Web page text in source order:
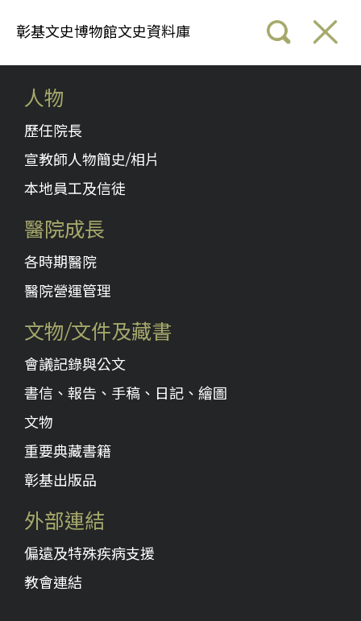
彰基文史博物館文史資料庫
人物
歷任院長
宣教師人物簡史/相片
本地員工及信徒
醫院成長
各時期醫院
醫院營運管理
文物/文件及藏書
會議記錄與公文
書信、報告、手稿、日記、繪圖
文物
重要典藏書籍
彰基出版品
外部連結
偏遠及特殊疾病支援
教會連結